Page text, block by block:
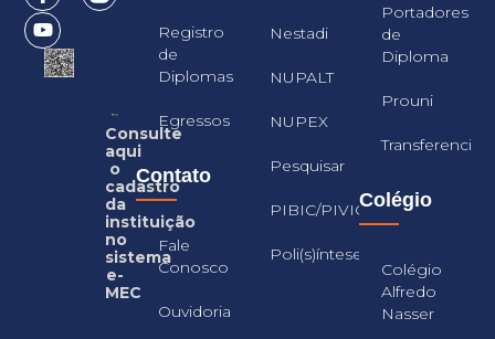
Consulte
aqui
o
cadastro
da
instituição
no
sistema
e-
MEC
Portadores
de
Diploma
Prouni
Transferencia
Colégio
Colégio
Alfredo
Nasser
Nestadi
NUPALT
NUPEX
Pesquisar
PIBIC/PIVIC
Poli(s)íntese
Registro
de
Diplomas
Egressos
Contato
Fale
Conosco
Ouvidoria